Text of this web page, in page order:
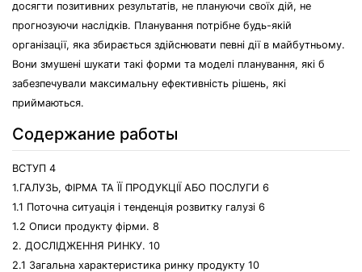
досягти позитивних результатів, не плануючи своїх дій, не
прогнозуючи наслідків. Планування потрібне будь-якій
організації, яка збирається здійснювати певні дії в майбутньому.
Вони змушені шукати такі форми та моделі планування, які б
забезпечували максимальну ефективність рішень, які
приймаються.
Содержание работы
ВСТУП 4
1.ГАЛУЗЬ, ФІРМА ТА ЇЇ ПРОДУКЦІЇ АБО ПОСЛУГИ 6
1.1 Поточна ситуація і тенденція розвитку галузі 6
1.2 Описи продукту фірми. 8
2. ДОСЛІДЖЕННЯ РИНКУ. 10
2.1 Загальна характеристика ринку продукту 10